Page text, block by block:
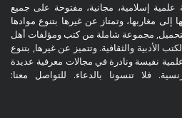
علمية إسلامية، مجانية، مفتوحة على جميع
إلى مغاربها، وتمتاز عن غيرها بتنوع موادها
للتحميل, مجموعة شاملة من كتب ومؤلفات أهل
الأدبية والثقافية. وتتميز عن غيرها, بتنوع
نفيسة ونادرة في مجالات معرفية عديدة
فلا تنسونا بالدعاء. للتواصل معنا: